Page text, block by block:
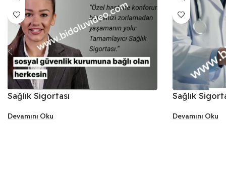
Sağlık Sigortası
Devamını Oku
Sağlık
Devamını Oku